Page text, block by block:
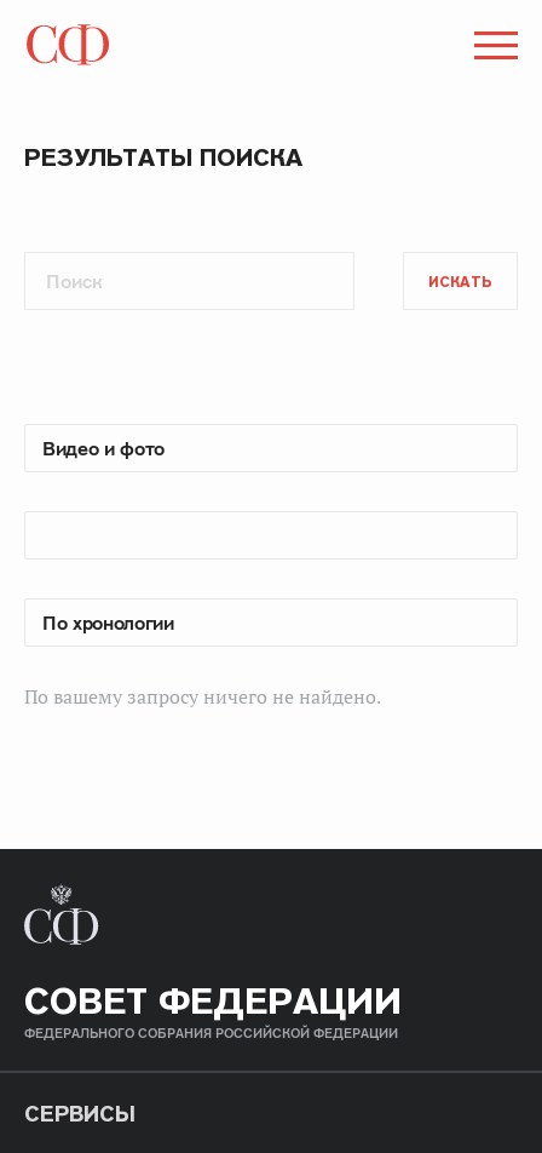
РЕЗУЛЬТАТЫ ПОИСКА
ИСКАТЬ
По вашему запросу ничего не найдено.
СОВЕТ ФЕДЕРАЦИИ
ФЕДЕРАЛЬНОГО СОБРАНИЯ РОССИЙСКОЙ ФЕДЕРАЦИИ
СЕРВИСЫ